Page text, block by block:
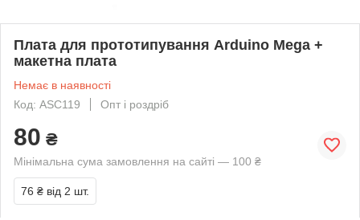
Плата для прототипування Arduino Mega +
макетна плата
Немає в наявності
Код: ASC119
Опт і роздріб
80 ₴
Мінімальна сума замовлення на сайті — 100 ₴
76 ₴ від 2 шт.